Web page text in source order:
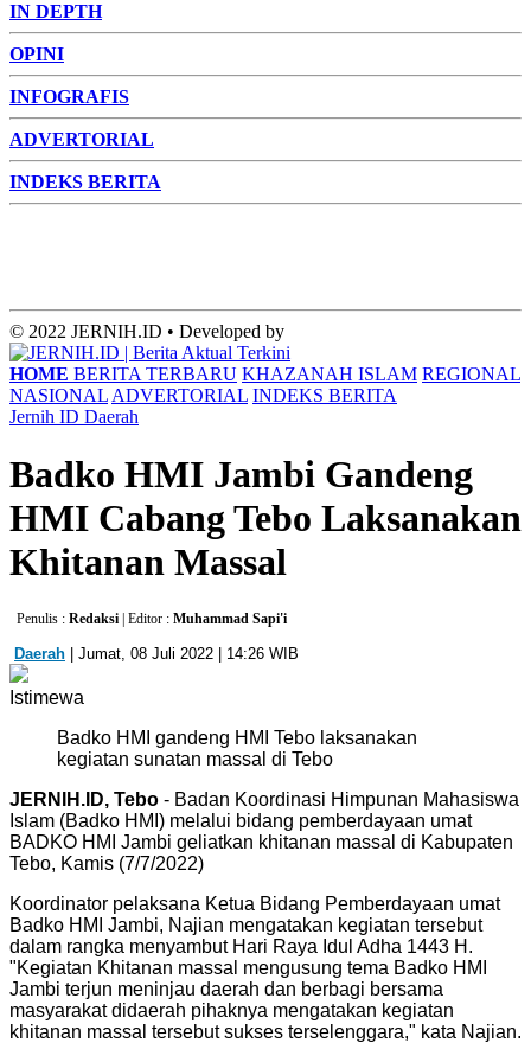
IN DEPTH
OPINI
INFOGRAFIS
ADVERTORIAL
INDEKS BERITA
© 2022 JERNIH.ID • Developed by
HOME BERITA TERBARU KHAZANAH ISLAM REGIONAL
NASIONAL ADVERTORIAL INDEKS BERITA
Jernih ID Daerah
Badko HMI Jambi Gandeng
HMI Cabang Tebo Laksanakan
Khitanan Massal
Penulis : Redaksi | Editor : Muhammad Sapi'i
Daerah | Jumat, 08 Juli 2022 | 14:26 WIB
Istimewa
Badko HMI gandeng HMI Tebo laksanakan
kegiatan sunatan massal di Tebo
JERNIH.ID, Tebo - Badan Koordinasi Himpunan Mahasiswa
Islam (Badko HMI) melalui bidang pemberdayaan umat
BADKO HMI Jambi geliatkan khitanan massal di Kabupaten
Tebo, Kamis (7/7/2022)
Koordinator pelaksana Ketua Bidang Pemberdayaan umat
Badko HMI Jambi, Najian mengatakan kegiatan tersebut
dalam rangka menyambut Hari Raya Idul Adha 1443 H.
"Kegiatan Khitanan massal mengusung tema Badko HMI
Jambi terjun meninjau daerah dan berbagi bersama
masyarakat didaerah pihaknya mengatakan kegiatan
khitanan massal tersebut sukses terselenggara," kata Najian.